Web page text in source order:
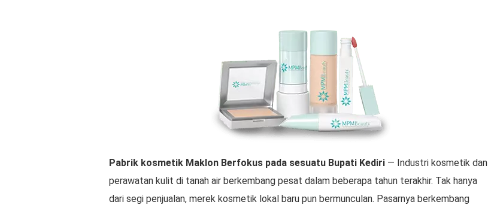
Pabrik kosmetik Maklon Berfokus pada sesuatu Bupati Kediri — Industri kosmetik dan
perawatan kulit di tanah air berkembang pesat dalam beberapa tahun terakhir. Tak hanya
dari segi penjualan, merek kosmetik lokal baru pun bermunculan. Pasarnya berkembang